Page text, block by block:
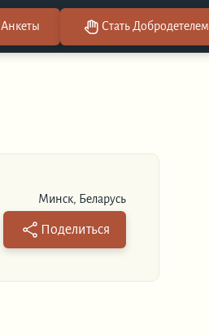
Анкеты Стать Добродетелем
Минск, Беларусь
Поделиться